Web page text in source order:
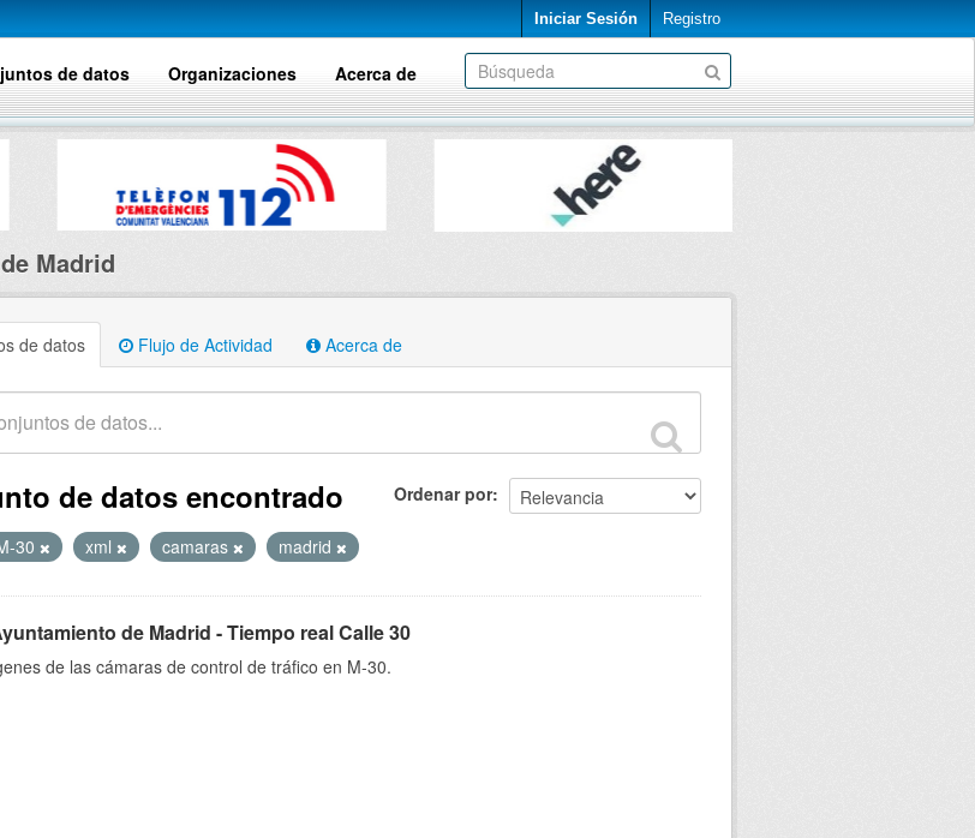
Iniciar Sesión Registro
de datos Organizaciones Acerca de
Madrid
de datos Flujo de Actividad Acerca de
Ordenar por
de datos encontrado
30 xml camaras madrid
de Madrid - Tiempo real Calle 30
de las cámaras de control de tráfico en M-30.